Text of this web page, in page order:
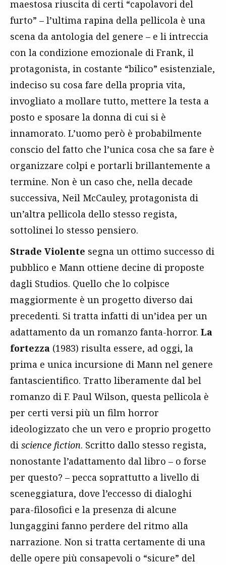
maestosa riuscita di certi “capolavori del
furto” – l’ultima rapina della pellicola è una
scena da antologia del genere – e li intreccia
con la condizione emozionale di Frank, il
protagonista, in costante “bilico” esistenziale,
indeciso su cosa fare della propria vita,
invogliato a mollare tutto, mettere la testa a
posto e sposare la donna di cui si è
innamorato. L’uomo però è probabilmente
conscio del fatto che l’unica cosa che sa fare è
organizzare colpi e portarli brillantemente a
termine. Non è un caso che, nella decade
successiva, Neil McCauley, protagonista di
un’altra pellicola dello stesso regista,
sottolinei lo stesso pensiero.
Strade Violente segna un ottimo successo di
pubblico e Mann ottiene decine di proposte
dagli Studios. Quello che lo colpisce
maggiormente è un progetto diverso dai
precedenti. Si tratta infatti di un’idea per un
adattamento da un romanzo fanta-horror. La
fortezza (1983) risulta essere, ad oggi, la
prima e unica incursione di Mann nel genere
fantascientifico. Tratto liberamente dal bel
romanzo di F. Paul Wilson, questa pellicola è
per certi versi più un film horror
ideologizzato che un vero e proprio progetto
di science fiction. Scritto dallo stesso regista,
nonostante l’adattamento dal libro – o forse
per questo? – pecca soprattutto a livello di
sceneggiatura, dove l’eccesso di dialoghi
para-filosofici e la presenza di alcune
lungaggini fanno perdere del ritmo alla
narrazione. Non si tratta certamente di una
delle opere più consapevoli o “sicure” del